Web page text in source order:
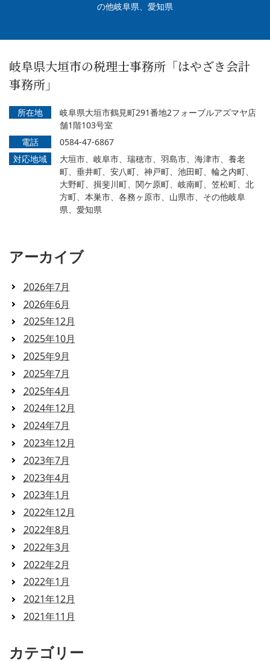
の他岐阜県、愛知県
岐阜県大垣市の税理士事務所「はやざき会計
事務所」
所在地
岐阜県大垣市鶴見町291番地2フォーブルアズマヤ店
舗1階103号室
電話
0584-47-6867
対応地域
大垣市、岐阜市、瑞穂市、羽島市、海津市、養老
町、垂井町、安八町、神戸町、池田町、輪之内町、
大野町、揖斐川町、関ケ原町、岐南町、笠松町、北
方町、本巣市、各務ヶ原市、山県市、その他岐阜
県、愛知県
アーカイブ
2026年7月
2026年6月
2025年12月
2025年10月
2025年9月
2025年7月
2025年4月
2024年12月
2024年7月
2023年12月
2023年7月
2023年4月
2023年1月
2022年12月
2022年8月
2022年3月
2022年2月
2022年1月
2021年12月
2021年11月
カテゴリー